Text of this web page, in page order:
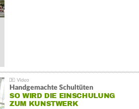
Handgemachte Schultüten
SO WIRD DIE EINSCHULUNG
ZUM KUNSTWERK